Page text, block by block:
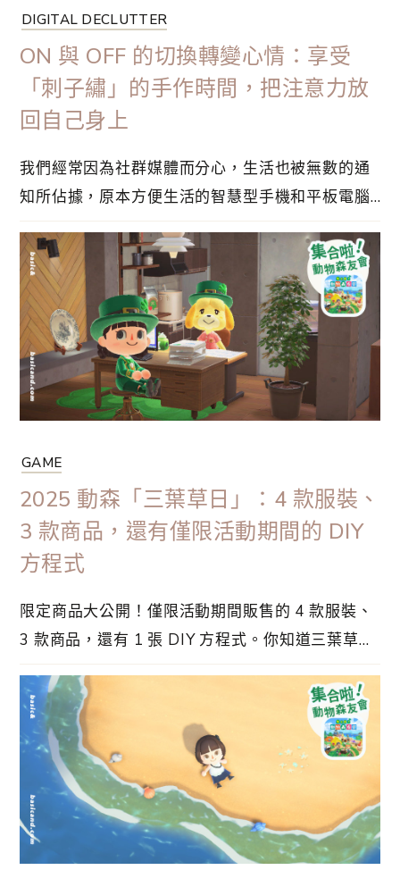
DIGITAL DECLUTTER
ON 與 OFF 的切換轉變心情：享受
「刺子繡」的手作時間，把注意力放
回自己身上
我們經常因為社群媒體而分心，生活也被無數的通
知所佔據，原本方便生活的智慧型手機和平板電腦
必要的壓力，便有需要進行數位排毒。這一篇文章
紀錄了近年的數位斷捨離生活，不妨參考一下。早
上起來第一時間看手機，拿自己與別人比較，如果
你的心情很容易被他人的一句話所影響，不如考
慮⋯
GAME
2025 動森「三葉草日」：4 款服裝、
3 款商品，還有僅限活動期間的 DIY
方程式
限定商品大公開！僅限活動期間販售的 4 款服裝、
3 款商品，還有 1 張 DIY 方程式。你知道三葉草日
據說在愛爾蘭，三葉草是有三片葉子的幸運草，象
徵着三為一體，並且在世界各地以綠色為主題舉辦
各種活動。另一方面，真實存在的活動可見 St.
Patrick’s Day。